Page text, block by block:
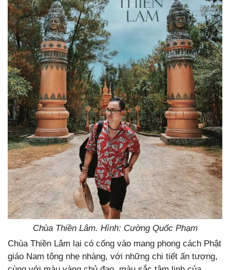
Chùa Thiền Lâm. Hình: Cường Quốc Phạm
Chùa Thiền Lâm lại có cổng vào mang phong cách Phật
giáo Nam tông nhẹ nhàng, với những chi tiết ấn tượng,